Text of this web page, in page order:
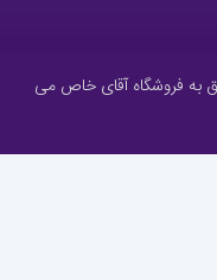
به فروشگاه آقای خاص می